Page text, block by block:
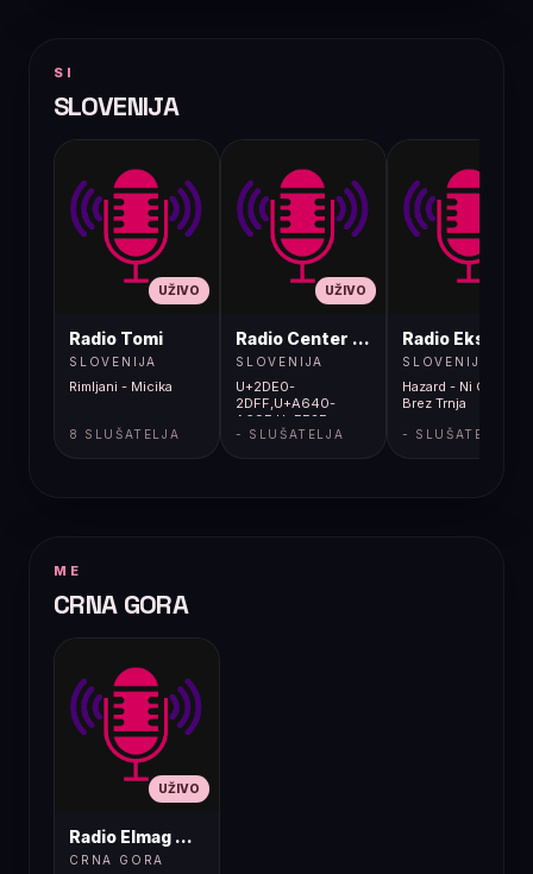
SI
SLOVENIJA
UŽIVO
Radio Tomi
SLOVENIJA
Rimljani - Micika
8 SLUŠATELJA
UŽIVO
Radio Center 80s
SLOVENIJA
U+2DE0-
2DFF,U+A640-
A69F,U+FE2E-
FE2F;font-
- SLUŠATELJA
Radio Ekspres
SLOVENIJA
Hazard - Ni Cvetja
Brez Trnja
- SLUŠATELJA
ME
CRNA GORA
UŽIVO
Radio Elmag Nostalgija
CRNA GORA